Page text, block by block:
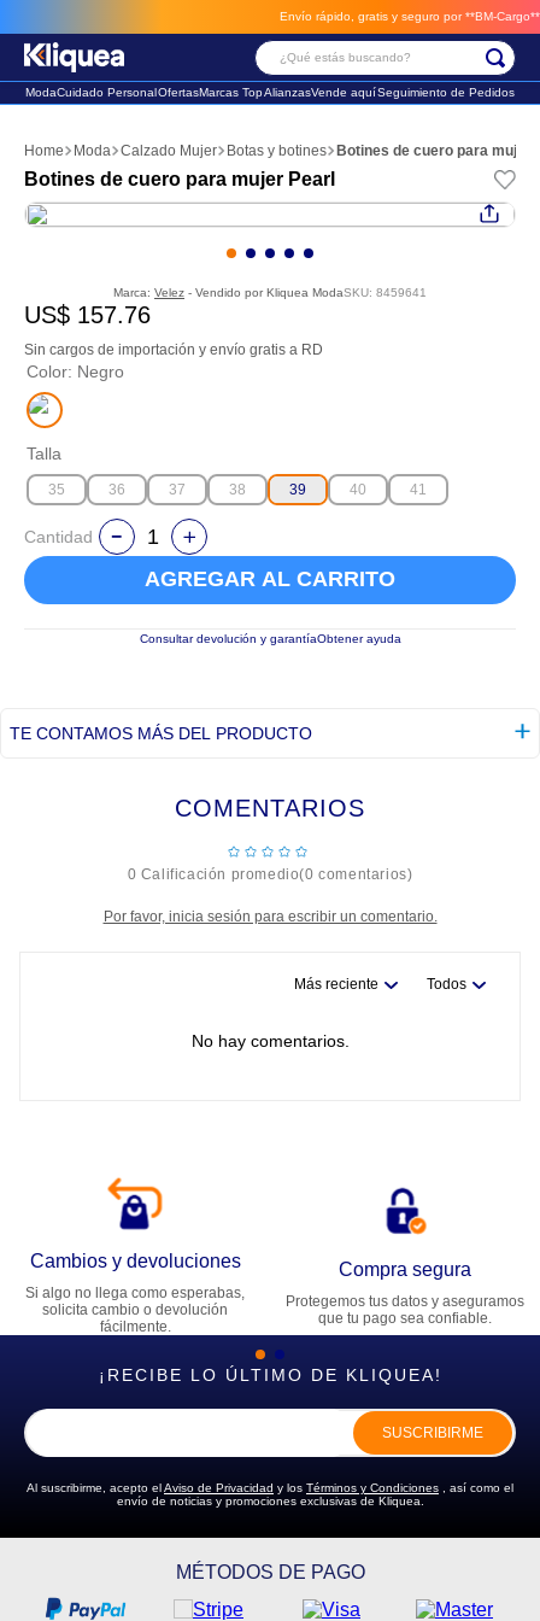
Envío rápido, gratis y seguro por **BM-Cargo**
¿Qué estás buscando?
ModaCuidado PersonalOfertasMarcas TopAlianzasVende aquíSeguimiento de Pedidos
Moda Calzado Mujer Botas y botines Botines de cuero para mujer
Botines de cuero para mujer Pearl
Marca: Velez - Vendido por Kliquea ModaSKU: 8459641
US$ 157.76
Sin cargos de importación y envío gratis a RD
Color: Negro
Talla
35 36 37 38 39 40 41
Cantidad
AGREGAR AL CARRITO
Consultar devolución y garantíaObtener ayuda
TE CONTAMOS MÁS DEL PRODUCTO
COMENTARIOS
☆☆☆☆
☆
0 Calificación promedio(0 comentarios)
Por favor, inicia sesión para escribir un comentario.
Más reciente Todos
No hay comentarios.
Cambios y devoluciones
Si algo no llega como esperabas,
solicita cambio o devolución
fácilmente.
Compra segura
Protegemos tus datos y aseguramos
que tu pago sea confiable.
¡RECIBE LO ÚLTIMO DE KLIQUEA!
SUSCRIBIRME
Al suscribirme, acepto elAviso de Privacidad y los Términos y Condiciones , así como el
envío de noticias y promociones exclusivas de Kliquea.
MÉTODOS DE PAGO
2. sandalia